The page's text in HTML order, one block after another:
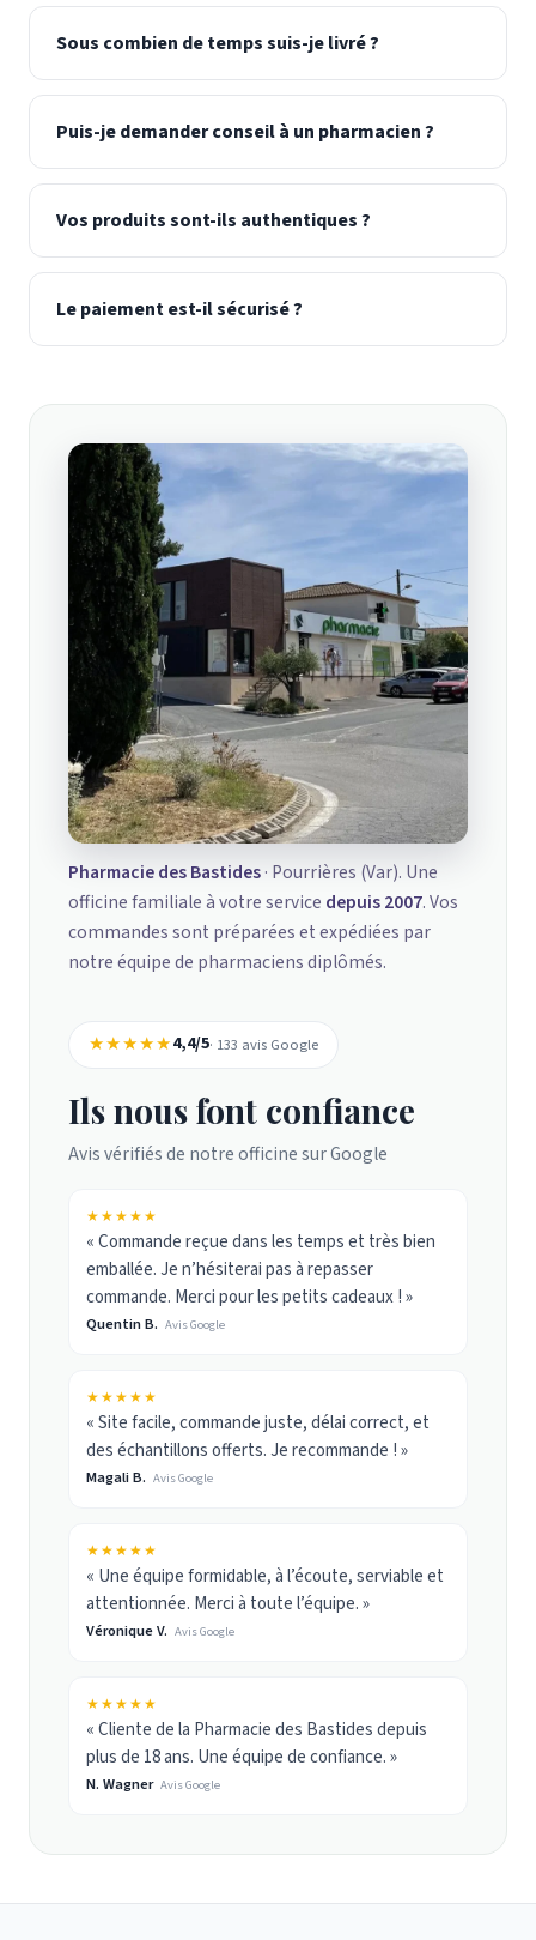
Sous combien de temps suis-je livré ?
Puis-je demander conseil à un pharmacien ?
Vos produits sont-ils authentiques ?
Le paiement est-il sécurisé ?
Pharmacie des Bastides· Pourrières (Var). Une
officine familiale à votre service depuis 2007. Vos
commandes sont préparées et expédiées par
notre équipe de pharmaciens diplômés.
★★★★★4,4/5· 133 avis Google
Ils nous font confiance
Avis vérifiés de notre officine sur Google
★★★★★
« Commande reçue dans les temps et très bien
emballée. Je n’hésiterai pas à repasser
commande. Merci pour les petits cadeaux ! »
Quentin B. Avis Google
★★★★★
« Site facile, commande juste, délai correct, et
des échantillons offerts. Je recommande ! »
Magali B. Avis Google
★★★★★
« Une équipe formidable, à l’écoute, serviable et
attentionnée. Merci à toute l’équipe. »
Véronique V. Avis Google
★★★★★
« Cliente de la Pharmacie des Bastides depuis
plus de 18 ans. Une équipe de confiance. »
N. Wagner Avis Google